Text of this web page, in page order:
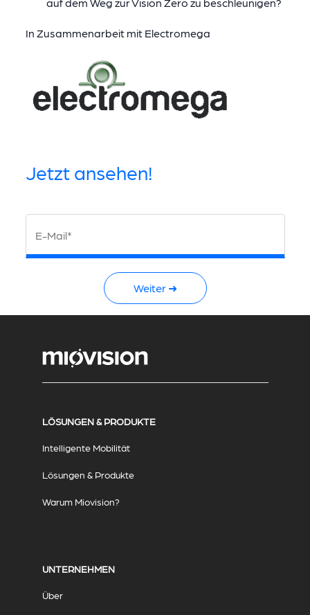
auf dem Weg zur Vision Zero zu beschleunigen?
In Zusammenarbeit mit Electromega
Jetzt ansehen!
E-Mail*
Weiter ➜
LÖSUNGEN & PRODUKTE
Intelligente Mobilität
Lösungen & Produkte
Warum Miovision?
UNTERNEHMEN
Über